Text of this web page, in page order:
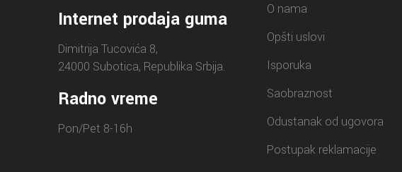
Internet prodaja guma
Dimitrija Tucovića 8,
24000 Subotica, Republika Srbija.
Radno vreme
Pon/Pet 8-16h
O nama
Opšti uslovi
Isporuka
Saobraznost
Odustanak od ugovora
Postupak reklamacije